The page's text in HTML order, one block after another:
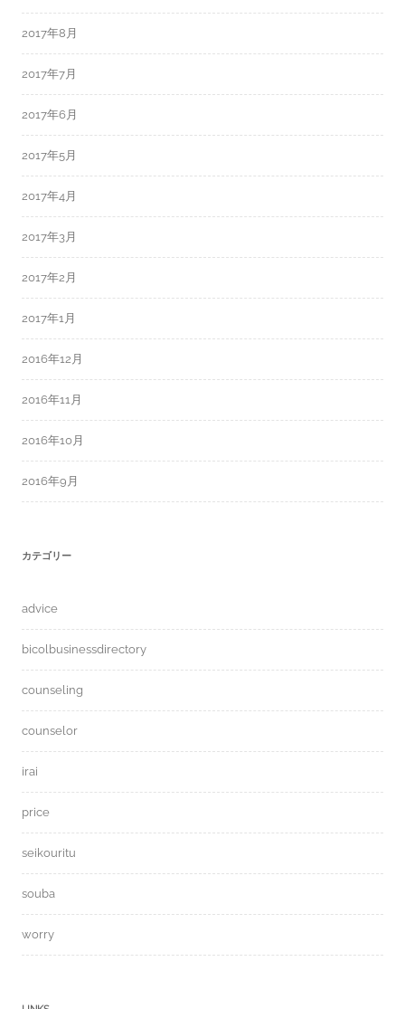
2017年8月
2017年7月
2017年6月
2017年5月
2017年4月
2017年3月
2017年2月
2017年1月
2016年12月
2016年11月
2016年10月
2016年9月
カテゴリー
advice
bicolbusinessdirectory
counseling
counselor
irai
price
seikouritu
souba
worry